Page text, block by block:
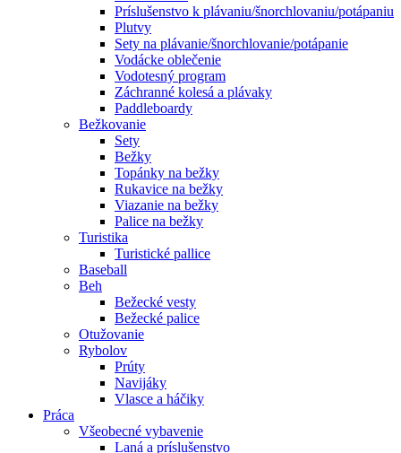
Príslušenstvo k plávaniu/šnorchlovaniu/potápaniu
Plutvy
Sety na plávanie/šnorchlovanie/potápanie
Vodácke oblečenie
Vodotesný program
Záchranné kolesá a plávaky
Paddleboardy
Bežkovanie
Sety
Bežky
Topánky na bežky
Rukavice na bežky
Viazanie na bežky
Palice na bežky
Turistika
Turistické pallice
Baseball
Beh
Bežecké vesty
Bežecké palice
Otužovanie
Rybolov
Prúty
Navijáky
Vlasce a háčiky
Práca
Všeobecné vybavenie
Laná a príslušenstvo